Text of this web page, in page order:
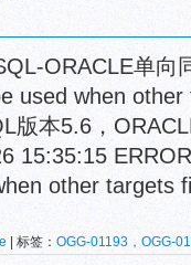
ORACLE单
used when
版本5.6，
15:35:15
other targets
| 标签： OGG-01193，OGG-